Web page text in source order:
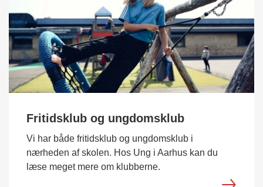
Fritidsklub og ungdomsklub
Vi har både fritidsklub og ungdomsklub i
nærheden af skolen. Hos Ung i Aarhus kan du
læse meget mere om klubberne.